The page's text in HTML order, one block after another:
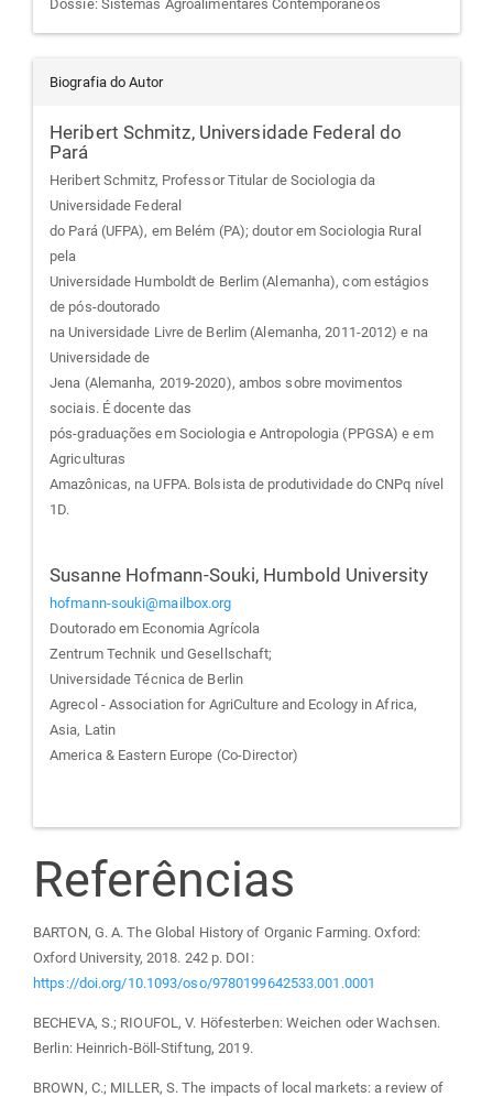
Dossiê: Sistemas Agroalimentares Contemporâneos
Biografia do Autor
Heribert Schmitz, Universidade Federal do
Pará
Heribert Schmitz, Professor Titular de Sociologia da
Universidade Federal
do Pará (UFPA), em Belém (PA); doutor em Sociologia Rural
pela
Universidade Humboldt de Berlim (Alemanha), com estágios
de pós-doutorado
na Universidade Livre de Berlim (Alemanha, 2011-2012) e na
Universidade de
Jena (Alemanha, 2019-2020), ambos sobre movimentos
sociais. É docente das
pós-graduações em Sociologia e Antropologia (PPGSA) e em
Agriculturas
Amazônicas, na UFPA. Bolsista de produtividade do CNPq nível
1D.
Susanne Hofmann-Souki, Humbold University
hofmann-souki@mailbox.org
Doutorado em Economia Agrícola
Zentrum Technik und Gesellschaft;
Universidade Técnica de Berlin
Agrecol - Association for AgriCulture and Ecology in Africa,
Asia, Latin
America & Eastern Europe (Co-Director)
Referências
BARTON, G. A. The Global History of Organic Farming. Oxford:
Oxford University, 2018. 242 p. DOI:
https://doi.org/10.1093/oso/9780199642533.001.0001
BECHEVA, S.; RIOUFOL, V. Höfesterben: Weichen oder Wachsen.
Berlin: Heinrich-Böll-Stiftung, 2019.
BROWN, C.; MILLER, S. The impacts of local markets: a review of